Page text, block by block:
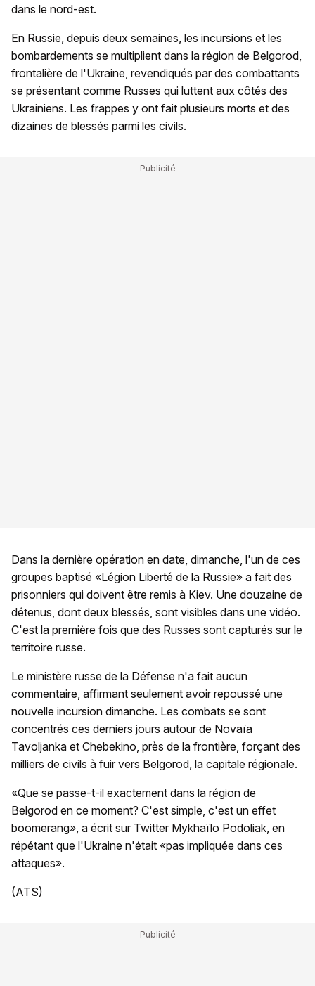
dans le nord-est.
En Russie, depuis deux semaines, les incursions et les
bombardements se multiplient dans la région de Belgorod,
frontalière de l'Ukraine, revendiqués par des combattants
se présentant comme Russes qui luttent aux côtés des
Ukrainiens. Les frappes y ont fait plusieurs morts et des
dizaines de blessés parmi les civils.
Dans la dernière opération en date, dimanche, l'un de ces
groupes baptisé «Légion Liberté de la Russie» a fait des
prisonniers qui doivent être remis à Kiev. Une douzaine de
détenus, dont deux blessés, sont visibles dans une vidéo.
C'est la première fois que des Russes sont capturés sur le
territoire russe.
Le ministère russe de la Défense n'a fait aucun
commentaire, affirmant seulement avoir repoussé une
nouvelle incursion dimanche. Les combats se sont
concentrés ces derniers jours autour de Novaïa
Tavoljanka et Chebekino, près de la frontière, forçant des
milliers de civils à fuir vers Belgorod, la capitale régionale.
«Que se passe-t-il exactement dans la région de
Belgorod en ce moment? C'est simple, c'est un effet
boomerang», a écrit sur Twitter Mykhaïlo Podoliak, en
répétant que l'Ukraine n'était «pas impliquée dans ces
attaques».
(ATS)